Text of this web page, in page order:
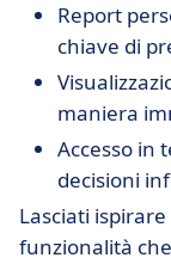
Report
chiave di
maniera
Accesso in
decisioni
Lasciati
funzionalità